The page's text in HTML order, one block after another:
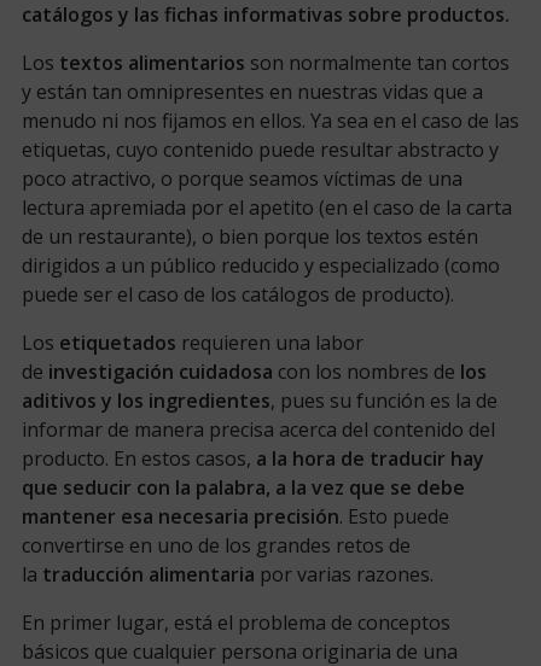
catálogos y las fichas informativas sobre productos.
Los textos alimentarios son normalmente tan cortos
y están tan omnipresentes en nuestras vidas que a
menudo ni nos fijamos en ellos. Ya sea en el caso de las
etiquetas, cuyo contenido puede resultar abstracto y
poco atractivo, o porque seamos víctimas de una
lectura apremiada por el apetito (en el caso de la carta
de un restaurante), o bien porque los textos estén
dirigidos a un público reducido y especializado (como
puede ser el caso de los catálogos de producto).
Los etiquetados requieren una labor
de investigación cuidadosa con los nombres de los
aditivos y los ingredientes, pues su función es la de
informar de manera precisa acerca del contenido del
producto. En estos casos, a la hora de traducir hay
que seducir con la palabra, a la vez que se debe
mantener esa necesaria precisión. Esto puede
convertirse en uno de los grandes retos de
la traducción alimentaria por varias razones.
En primer lugar, está el problema de conceptos
básicos que cualquier persona originaria de una